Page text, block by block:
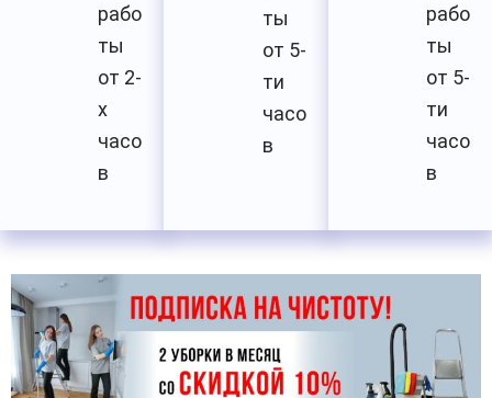
рабо
ты
от 2-
х
часо
в
ты
от 5-
ти
часо
в
рабо
ты
от 5-
ти
часо
в